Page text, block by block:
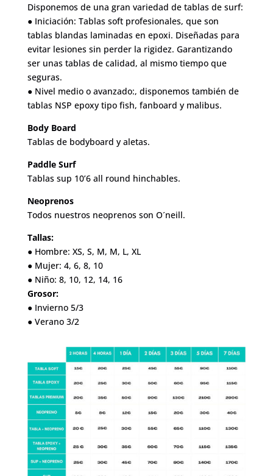
Disponemos de una gran variedad de tablas de surf:
● Iniciación: Tablas soft profesionales, que son
tablas blandas laminadas en epoxi. Diseñadas para
evitar lesiones sin perder la rigidez. Garantizando
ser unas tablas de calidad, al mismo tiempo que
seguras.
● Nivel medio o avanzado:, disponemos también de
tablas NSP epoxy tipo fish, fanboard y malibus.
Body Board
Tablas de bodyboard y aletas.
Paddle Surf
Tablas sup 10’6 all round hinchables.
Neoprenos
Todos nuestros neoprenos son O´neill.
Tallas:
● Hombre: XS, S, M, M, L, XL
● Mujer: 4, 6, 8, 10
● Niño: 8, 10, 12, 14, 16
Grosor:
● Invierno 5/3
● Verano 3/2